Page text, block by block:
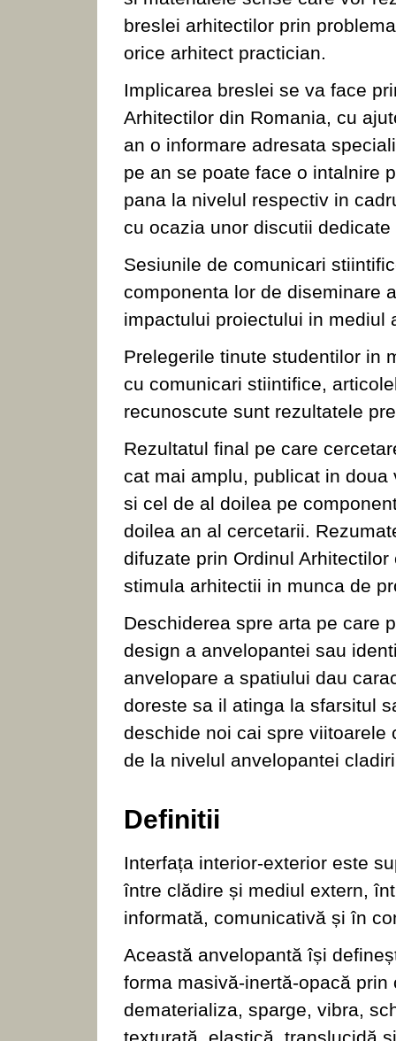
breslei arhitectilor prin
orice arhitect practician.
Implicarea breslei se va face
Arhitectilor din Romania, cu
an o informare adresata
pe an se poate face o intalnire
pana la nivelul respectiv in
cu ocazia unor discutii
Sesiunile de comunicari
componenta lor de diseminare
impactului proiectului in mediul
Prelegerile tinute studentilor in
cu comunicari stiintifice,
recunoscute sunt rezultatele
Rezultatul final pe care
cat mai amplu, publicat in
si cel de al doilea pe
doilea an al cercetarii.
difuzate prin Ordinul
stimula arhitectii in munca de
Deschiderea spre arta pe care
design a anvelopantei sau
anvelopare a spatiului dau
doreste sa il atinga la sfarsitul
deschide noi cai spre
de la nivelul anvelopantei
Definitii
Interfața interior-exterior este
între clădire și mediul extern,
informată, comunicativă și în
Această anvelopantă își
forma masivă-inertă-opacă
dematerializa, sparge, vibra,